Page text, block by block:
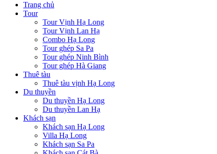
Trang chủ
Tour
Tour Vịnh Hạ Long
Tour Vịnh Lan Hạ
Combo Hạ Long
Tour ghép Sa Pa
Tour ghép Ninh Bình
Tour ghép Hà Giang
Thuê tàu
Thuê tàu vịnh Hạ Long
Du thuyền
Du thuyền Hạ Long
Du thuyền Lan Hạ
Khách sạn
Khách sạn Hạ Long
Villa Hạ Long
Khách sạn Sa Pa